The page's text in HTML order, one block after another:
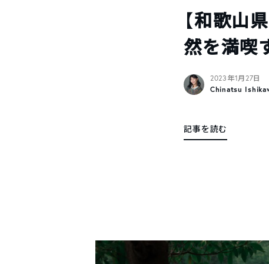
【和歌山
然を満喫
2023年1月27日
Chinatsu
記事を読む